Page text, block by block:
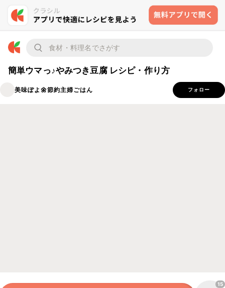
簡単ウマっ♪やみつき豆腐 レシピ・作り方
美味ぽよ🌼節約主婦ごはん フォロー
15